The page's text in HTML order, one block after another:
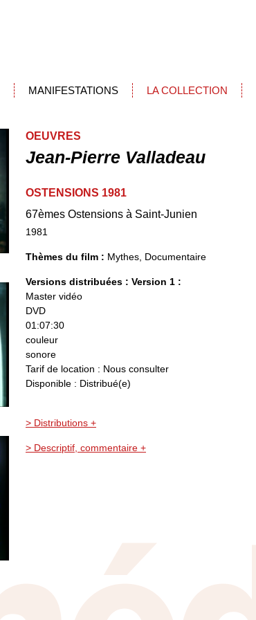
MANIFESTATIONS LA COLLECTION
OEUVRES
Jean-Pierre Valladeau
OSTENSIONS 1981
67èmes Ostensions à Saint-Junien
1981
Thèmes du film : Mythes, Documentaire
Versions distribuées : Version 1 :
Master vidéo
DVD
01:07:30
couleur
sonore
Tarif de location : Nous consulter
Disponible : Distribué(e)
> Distributions +
> Descriptif, commentaire +